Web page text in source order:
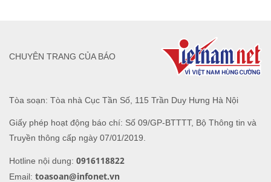
Tòa soạn: Tòa nhà Cục Tần Số, 115 Trần Duy Hưng Hà Nội
Giấy phép hoạt động báo chí: Số 09/GP-BTTTT, Bộ Thông tin và
Truyền thông cấp ngày 07/01/2019.
Hotline nội dung: 0916118822
Email: toasoan@infonet.vn
CHUYÊN TRANG CỦA BÁO